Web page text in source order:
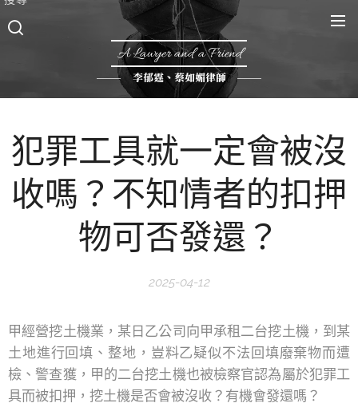
A Lawyer and a Friend
李郁霆、蔡如媚律師
犯罪工具就一定會被沒
收嗎？不知情者的扣押
物可否發還？
2025-04-12
甲經營挖土機業，某日乙公司向甲承租二台挖土機，到某
土地進行回填、整地，豈料乙疑似不法回填廢棄物而遭
檢、警查獲，甲的二台挖土機也被檢察官認為屬於犯罪工
具而被扣押，挖土機是否會被沒收？有機會發還嗎？